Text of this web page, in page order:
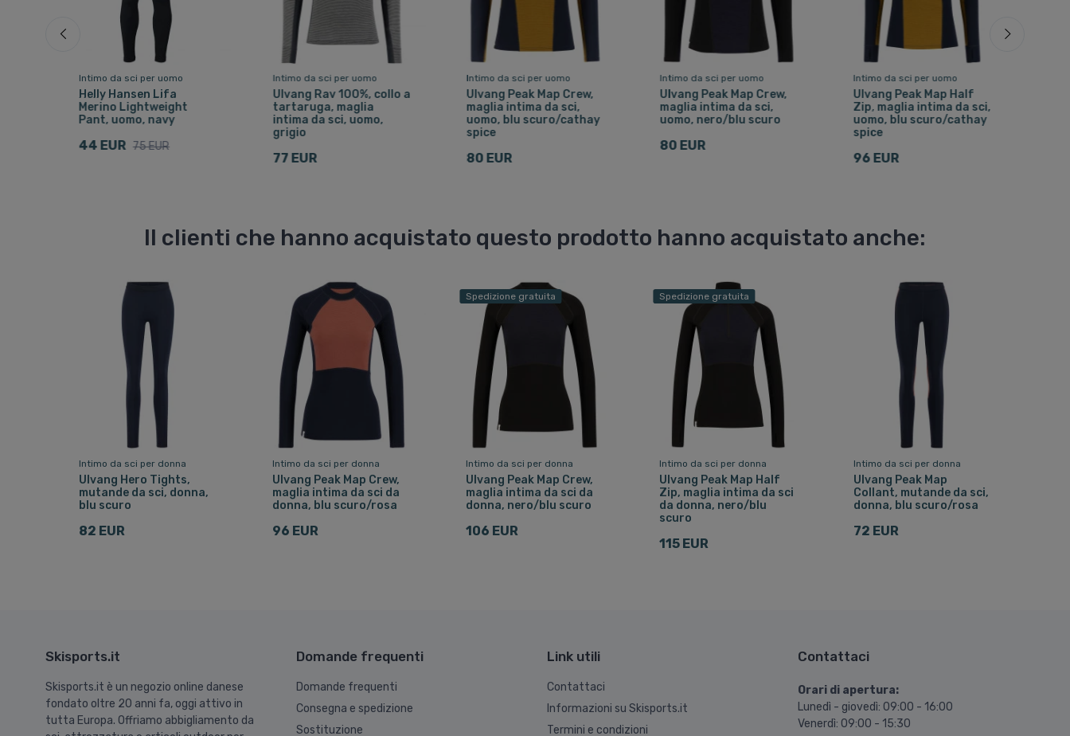
Intimo da sci per uomo
Helly Hansen Lifa
Merino Lightweight
Pant, uomo, navy
44 EUR 75 EUR
Intimo da sci per uomo
Ulvang Rav 100%, collo a
tartaruga, maglia
intima da sci, uomo,
grigio
77 EUR
Intimo da sci per uomo
Ulvang Peak Map Crew,
maglia intima da sci,
uomo, blu scuro/cathay
spice
80 EUR
Intimo da sci per uomo
Ulvang Peak Map Crew,
maglia intima da sci,
uomo, nero/blu scuro
80 EUR
Intimo da sci per uomo
Ulvang Peak Map Half
Zip, maglia intima da sci,
uomo, blu scuro/cathay
spice
96 EUR
Il clienti che hanno acquistato questo prodotto hanno acquistato anche:
Intimo da sci per donna
Ulvang Hero Tights,
mutande da sci, donna,
blu scuro
82 EUR
Intimo da sci per donna
Ulvang Peak Map Crew,
maglia intima da sci da
donna, blu scuro/rosa
96 EUR
Spedizione gratuita
Intimo da sci per donna
Ulvang Peak Map Crew,
maglia intima da sci da
donna, nero/blu scuro
106 EUR
Spedizione gratuita
Intimo da sci per donna
Ulvang Peak Map Half
Zip, maglia intima da sci
da donna, nero/blu
scuro
115 EUR
Intimo da sci per donna
Ulvang Peak Map
Collant, mutande da sci,
donna, blu scuro/rosa
72 EUR
Skisports.it
Skisports.it è un negozio online danese
fondato oltre 20 anni fa, oggi attivo in
tutta Europa. Offriamo abbigliamento da
Domande frequenti
Domande frequenti
Consegna e spedizione
Sostituzione
Link utili
Contattaci
Informazioni su Skisports.it
Termini e condizioni
Contattaci
Orari di apertura:
Lunedì - giovedì: 09:00 - 16:00
Venerdì: 09:00 - 15:30